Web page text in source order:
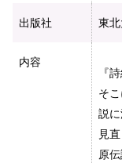
出版社 東
内容
『
そ
説
見
原